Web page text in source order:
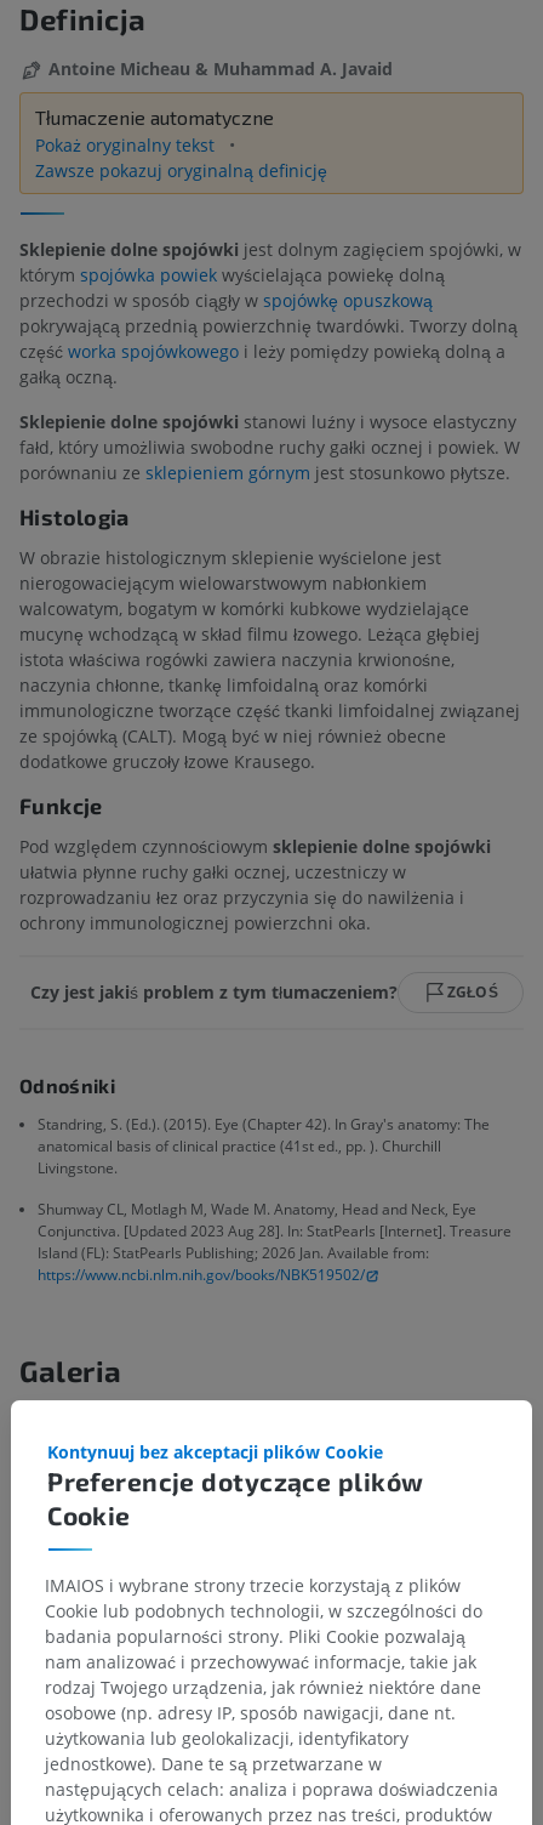
Definicja
Antoine Micheau & Muhammad A. Javaid
Tłumaczenie automatyczne
Pokaż oryginalny tekst
Zawsze pokazuj oryginalną definicję
Sklepienie dolne spojówki jest dolnym zagięciem spojówki, w
którym spojówka powiek wyścielająca powiekę dolną
przechodzi w sposób ciągły w spojówkę opuszkową
pokrywającą przednią powierzchnię twardówki. Tworzy dolną
część worka spojówkowego i leży pomiędzy powieką dolną a
gałką oczną.
Sklepienie dolne spojówki stanowi luźny i wysoce elastyczny
fałd, który umożliwia swobodne ruchy gałki ocznej i powiek. W
porównaniu ze sklepieniem górnym jest stosunkowo płytsze.
Histologia
W obrazie histologicznym sklepienie wyścielone jest
nierogowaciejącym wielowarstwowym nabłonkiem
walcowatym, bogatym w komórki kubkowe wydzielające
mucynę wchodzącą w skład filmu łzowego. Leżąca głębiej
istota właściwa rogówki zawiera naczynia krwionośne,
naczynia chłonne, tkankę limfoidalną oraz komórki
immunologiczne tworzące część tkanki limfoidalnej związanej
ze spojówką (CALT). Mogą być w niej również obecne
dodatkowe gruczoły łzowe Krausego.
Funkcje
Pod względem czynnościowym sklepienie dolne spojówki
ułatwia płynne ruchy gałki ocznej, uczestniczy w
rozprowadzaniu łez oraz przyczynia się do nawilżenia i
ochrony immunologicznej powierzchni oka.
Czy jest jakiś problem z tym tłumaczeniem? ZGŁOŚ
Odnośniki
Standring, S. (Ed.). (2015). Eye (Chapter 42). In Gray's anatomy: The
anatomical basis of clinical practice (41st ed., pp. ). Churchill
Livingstone.
Shumway CL, Motlagh M, Wade M. Anatomy, Head and Neck, Eye
Conjunctiva. [Updated 2023 Aug 28]. In: StatPearls [Internet]. Treasure
Island (FL): StatPearls Publishing; 2026 Jan. Available from:
https://www.ncbi.nlm.nih.gov/books/NBK519502/
Galeria
Preferencje dotyczące plików
Cookie
Kontynuuj bez akceptacji plików Cookie
IMAIOS i wybrane strony trzecie korzystają z plików
Cookie lub podobnych technologii, w szczególności do
badania popularności strony. Pliki Cookie pozwalają
nam analizować i przechowywać informacje, takie jak
rodzaj Twojego urządzenia, jak również niektóre dane
osobowe (np. adresy IP, sposób nawigacji, dane nt.
użytkowania lub geolokalizacji, identyfikatory
jednostkowe). Dane te są przetwarzane w
następujących celach: analiza i poprawa doświadczenia
użytkownika i oferowanych przez nas treści, produktów